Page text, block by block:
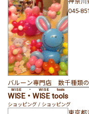
045-
バルーン専門店 数千種類
WISE・WISE tools
WISE・WISE tools
ショッピング / ショッピング